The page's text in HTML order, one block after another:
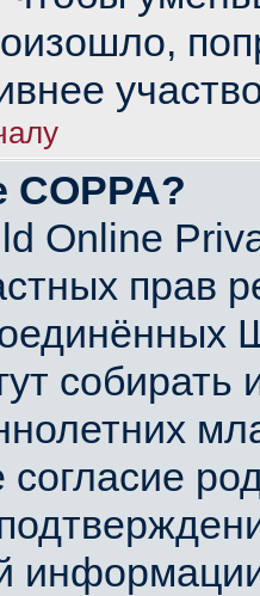
COPPA?
Online
прав
согласие